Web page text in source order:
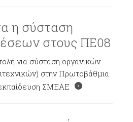
η σύσταση
στους ΠΕ08
για σύσταση οργανικών
στην Πρωτοβάθμια
ΣΜΕΑΕ